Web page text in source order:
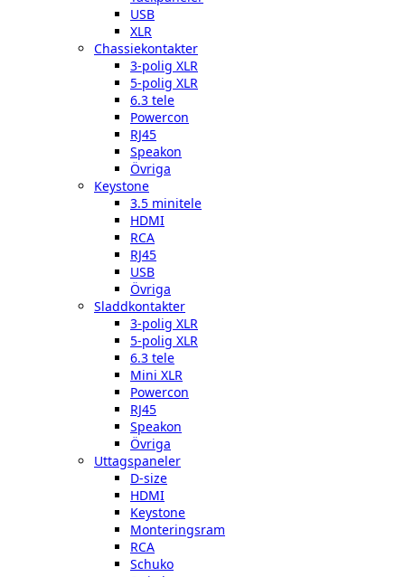
USB
XLR
Chassiekontakter
3-polig XLR
5-polig XLR
6.3 tele
Powercon
RJ45
Speakon
Övriga
Keystone
3.5 minitele
HDMI
RCA
RJ45
USB
Övriga
Sladdkontakter
3-polig XLR
5-polig XLR
6.3 tele
Mini XLR
Powercon
RJ45
Speakon
Övriga
Uttagspaneler
D-size
HDMI
Keystone
Monteringsram
RCA
Schuko